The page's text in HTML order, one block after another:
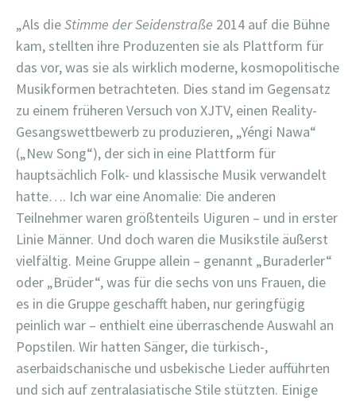
„Als dieStimme der Seidenstraße 2014 auf die Bühne
kam, stellten ihre Produzenten sie als Plattform für
das vor, was sie als wirklich moderne, kosmopolitische
Musikformen betrachteten. Dies stand im Gegensatz
zu einem früheren Versuch von XJTV, einen Reality-
Gesangswettbewerb zu produzieren, „Yéngi Nawa“
(„New Song“), der sich in eine Plattform für
hauptsächlich Folk- und klassische Musik verwandelt
hatte…. Ich war eine Anomalie: Die anderen
Teilnehmer waren größtenteils Uiguren – und in erster
Linie Männer. Und doch waren die Musikstile äußerst
vielfältig. Meine Gruppe allein – genannt „Buraderler“
oder „Brüder“, was für die sechs von uns Frauen, die
es in die Gruppe geschafft haben, nur geringfügig
peinlich war – enthielt eine überraschende Auswahl an
Popstilen. Wir hatten Sänger, die türkisch-,
aserbaidschanische und usbekische Lieder aufführten
und sich auf zentralasiatische Stile stützten. Einige